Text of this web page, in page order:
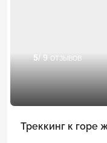
5/ 9 отзывов
Треккинг к горе